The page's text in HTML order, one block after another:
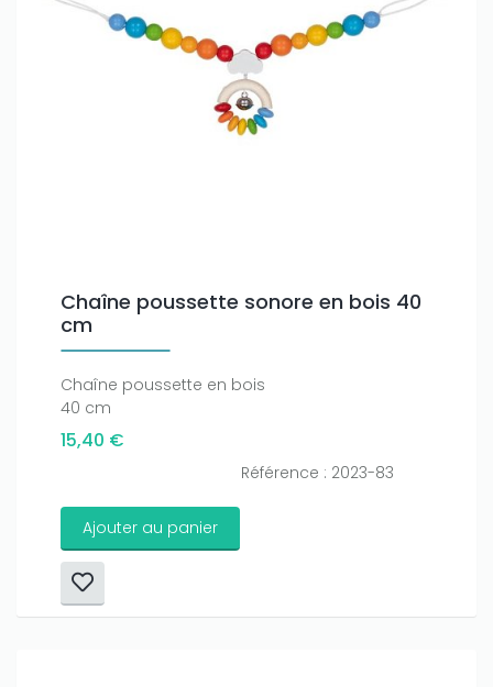
Chaîne poussette sonore en bois 40
cm
Chaîne poussette en bois
40 cm
15,40 €
Référence : 2023-83
Ajouter au panier